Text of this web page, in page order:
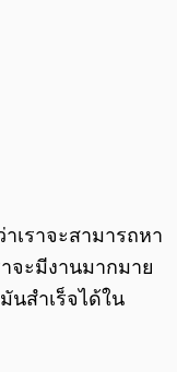
เราจะสามารถหา
จะมีงานมากมาย
นสำเร็จได้ใน